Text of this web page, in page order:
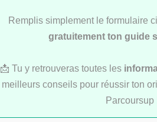
modèles pour t’inspirer
Remplis simplement le formulaire
gratuitement ton guide
📩 Tu y retrouveras toutes les
meilleurs conseils pour réussir ton
Parcoursup